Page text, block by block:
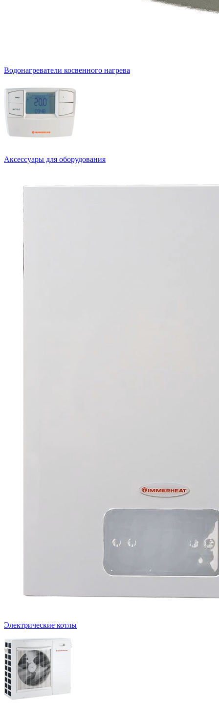
Водонагреватели косвенного нагрева
Аксессуары для оборудования
Электрические котлы